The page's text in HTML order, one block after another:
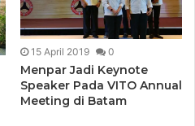
15 April 2019 0
Menpar Jadi Keynote
Speaker Pada VITO Annual
Meeting di Batam